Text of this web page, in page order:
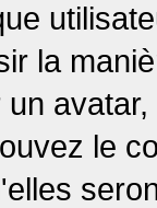
la
le